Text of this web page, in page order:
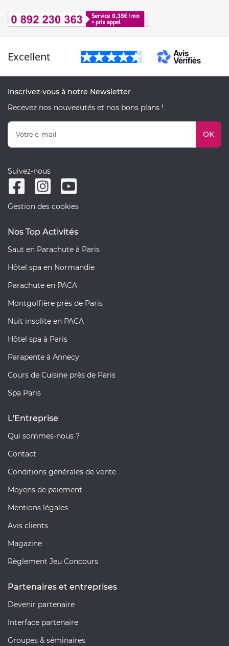
Excellent
Inscrivez-vous à notre Newsletter
Recevez nos nouveautés et nos bons plans !
OK
Suivez-nous
Gestion des cookies
Nos Top Activités
Saut en Parachute à Paris
Hôtel spa en Normandie
Parachute en PACA
Montgolfière près de Paris
Nuit insolite en PACA
Hôtel spa à Paris
Parapente à Annecy
Cours de Cuisine près de Paris
Spa Paris
L'Entreprise
Qui sommes-nous ?
Contact
Conditions générales de vente
Moyens de paiement
Mentions légales
Avis clients
Magazine
Règlement Jeu Concours
Partenaires et entreprises
Devenir partenaire
Interface partenaire
Groupes & séminaires